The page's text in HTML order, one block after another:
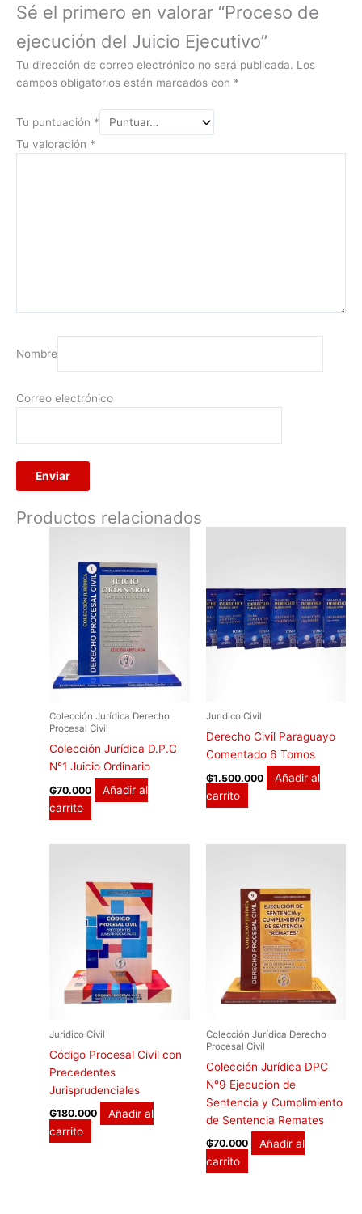
Sé el primero en valorar “Proceso de
ejecución del Juicio Ejecutivo”
Tu dirección de correo electrónico no será publicada. Los
campos obligatorios están marcados con *
Tu puntuación *
Tu valoración *
Nombre
Correo electrónico
Productos relacionados
Colección Jurídica Derecho
Procesal Civil
Colección Jurídica D.P.C
N°1 Juicio Ordinario
₲70.000
Añadir al
carrito
Juridico Civil
Derecho Civil Paraguayo
Comentado 6 Tomos
₲1.500.000
Añadir al
carrito
Juridico Civil
Código Procesal Civil con
Precedentes
Jurisprudenciales
₲180.000
Añadir al
carrito
Colección Jurídica Derecho
Procesal Civil
Colección Jurídica DPC
N°9 Ejecucion de
Sentencia y Cumplimiento
de Sentencia Remates
₲70.000
Añadir al
carrito